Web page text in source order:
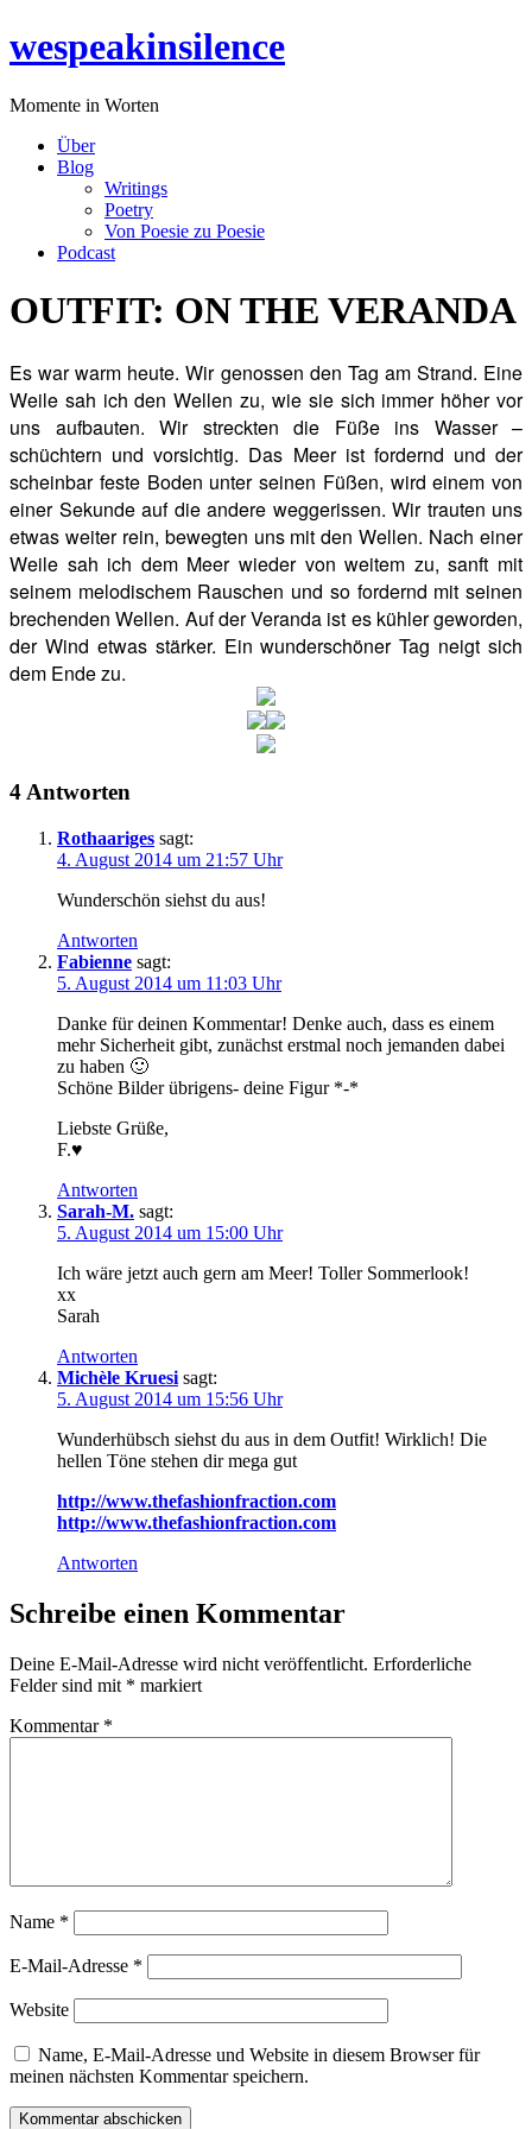
Inhalt
wespeakinsilence
Momente in Worten
Über
Blog
Writings
Poetry
Von Poesie zu Poesie
Podcast
OUTFIT: ON THE VERANDA
Es war warm heute. Wir genossen den Tag am Strand. Eine
Weile sah ich den Wellen zu, wie sie sich immer höher vor
uns aufbauten. Wir streckten die Füße ins Wasser –
schüchtern und vorsichtig. Das Meer ist fordernd und der
scheinbar feste Boden unter seinen Füßen, wird einem von
einer Sekunde auf die andere weggerissen. Wir trauten uns
etwas weiter rein, bewegten uns mit den Wellen. Nach einer
Weile sah ich dem Meer wieder von weitem zu, sanft mit
seinem melodischem Rauschen und so fordernd mit seinen
brechenden Wellen. Auf der Veranda ist es kühler geworden,
der Wind etwas stärker. Ein wunderschöner Tag neigt sich
dem Ende zu.
4 Antworten
Rothaariges sagt:
4. August 2014 um 21:57 Uhr
Wunderschön siehst du aus!
Antworten
Fabienne sagt:
5. August 2014 um 11:03 Uhr
Danke für deinen Kommentar! Denke auch, dass es einem
mehr Sicherheit gibt, zunächst erstmal noch jemanden dabei
zu haben 🙂
Schöne Bilder übrigens- deine Figur *-*
Liebste Grüße,
F.♥
Antworten
Sarah-M. sagt:
5. August 2014 um 15:00 Uhr
Ich wäre jetzt auch gern am Meer! Toller Sommerlook!
xx
Sarah
Antworten
Michèle Kruesi sagt:
5. August 2014 um 15:56 Uhr
Wunderhübsch siehst du aus in dem Outfit! Wirklich! Die
hellen Töne stehen dir mega gut
http://www.thefashionfraction.com
http://www.thefashionfraction.com
Antworten
Schreibe einen Kommentar
Deine E-Mail-Adresse wird nicht veröffentlicht. Erforderliche
Felder sind mit * markiert
Kommentar *
Name *
E-Mail-Adresse *
Website
Name, E-Mail-Adresse und Website in diesem Browser für
meinen nächsten Kommentar speichern.